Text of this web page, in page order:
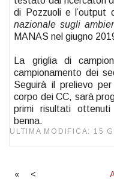
di Pozzuoli e l’output
nazionale sugli
MANAS nel giugno
La griglia di
campionamento dei
Seguirà il prelievo
corpo dei CC, sarà
primi risultati
benna.
ULTIMA MODIFICA: 15
« <